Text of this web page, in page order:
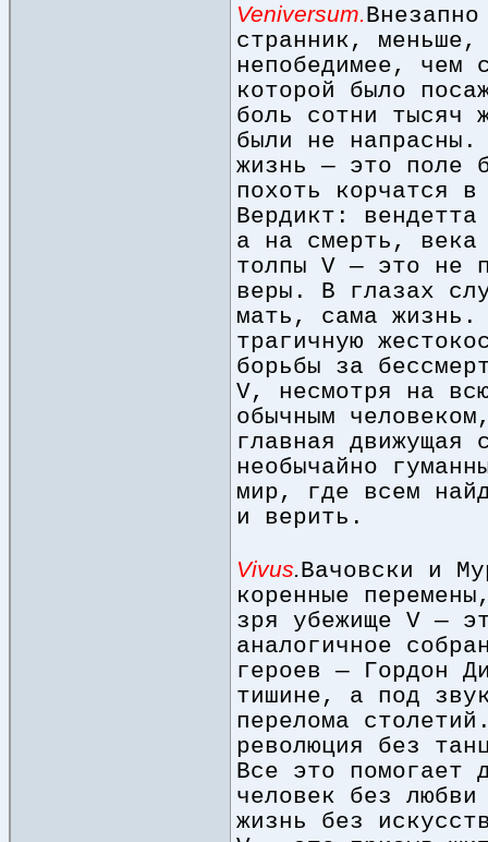
Veniversum.
странник,
непобедимее, чем
которой было
боль сотни тысяч
были не
жизнь — это поле
похоть корчатся
Вердикт:
а на смерть, века
толпы V — это не
веры. В глазах
мать, сама жизнь.
трагичную
борьбы за
V, несмотря на
обычным
главная движущая
необычайно
мир, где всем
и верить.
Vivus.Вачовски и
коренные
зря убежище V —
аналогичное
героев — Гордон
тишине, а под
перелома
революция без
Все это помогает
человек без
жизнь без